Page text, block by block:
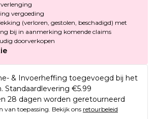
vergoeding
(verloren, gestolen, beschadigd) met
bij in aanmerking komende claims
doorverkopen
& Invoerheffing toegevoegd bij het
Standaardlevering €5.99
28 dagen worden geretourneerd
van toepassing. Bekijk ons retourbeleid